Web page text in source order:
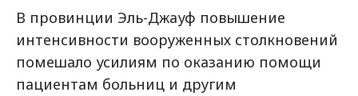
В провинции Эль-Джауф повышение
интенсивности вооруженных столкновений
помешало усилиям по оказанию помощи
пациентам больниц и другим